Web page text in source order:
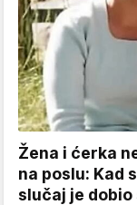
Žena i ćerka
na poslu: Kad
slučaj je